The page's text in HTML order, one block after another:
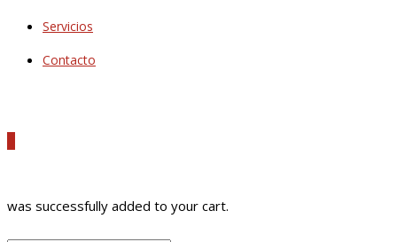
Servicios
Contacto
was successfully added to your cart.